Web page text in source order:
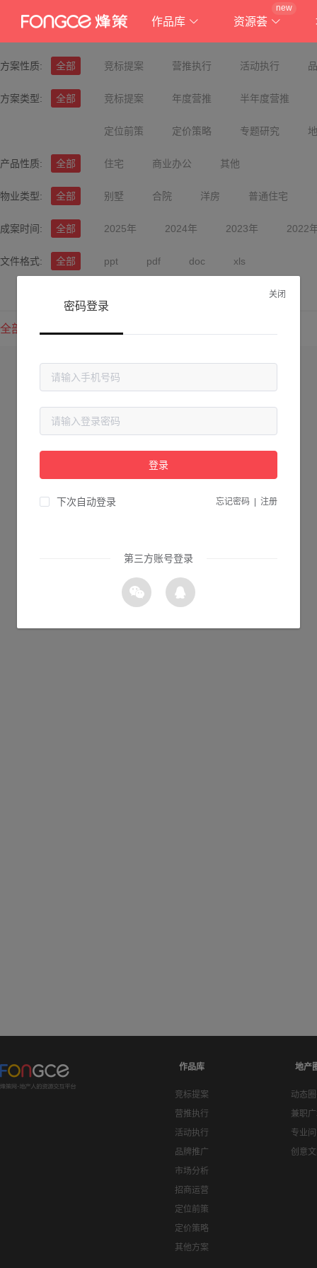
作品库 资源荟
new
方案性质: 全部 竞标提案 营推执行 活动执行
方案类型: 全部 竞标提案 年度营推 半年度营推
定位前策 定价策略 专题研究
产品性质: 全部 住宅 商业办公 其他
物业类型: 全部 别墅 合院 洋房 普通住宅
成案时间: 全部 2025年 2024年 2023年 2022
文件格式: 全部 ppt pdf doc xls
全部方案
作品库
竞标提案
营推执行
活动执行
品牌推广
市场分析
招商运营
定位前策
定价策略
其他方案
地产
动态
兼职
专业
创意
关闭
密码登录
登录
下次自动登录 忘记密码 注册
第三方账号登录